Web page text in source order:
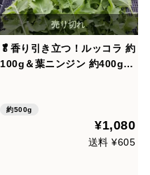
🥬香り引き立つ！ルッコラ 約
100g＆葉ニンジン 約400gセ
🥬
約500g
¥1,080
送料 ¥605